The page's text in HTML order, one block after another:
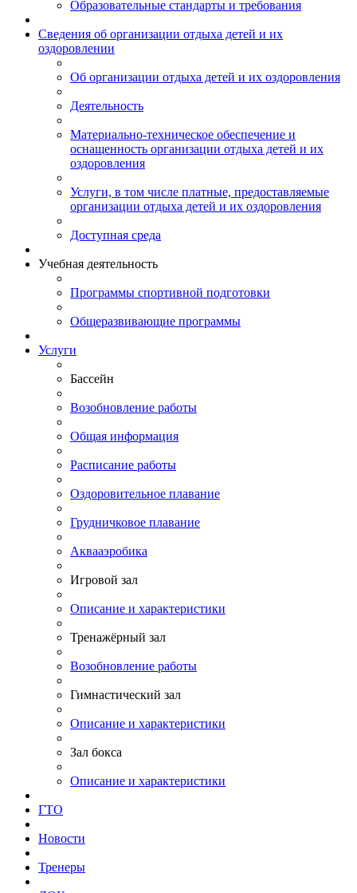
Образовательные стандарты и требования
Сведения об организации отдыха детей и их
оздоровлении
Об организации отдыха детей и их оздоровления
Деятельность
Материально-техническое обеспечение и
оснащенность организации отдыха детей и их
оздоровления
Услуги, в том числе платные, предоставляемые
организации отдыха детей и их оздоровления
Доступная среда
Учебная деятельность
Программы спортивной подготовки
Общеразвивающие программы
Услуги
Бассейн
Возобновление работы
Общая информация
Расписание работы
Оздоровительное плавание
Грудничковое плавание
Аквааэробика
Игровой зал
Описание и характеристики
Тренажёрный зал
Возобновление работы
Гимнастический зал
Описание и характеристики
Зал бокса
Описание и характеристики
ГТО
Новости
Тренеры